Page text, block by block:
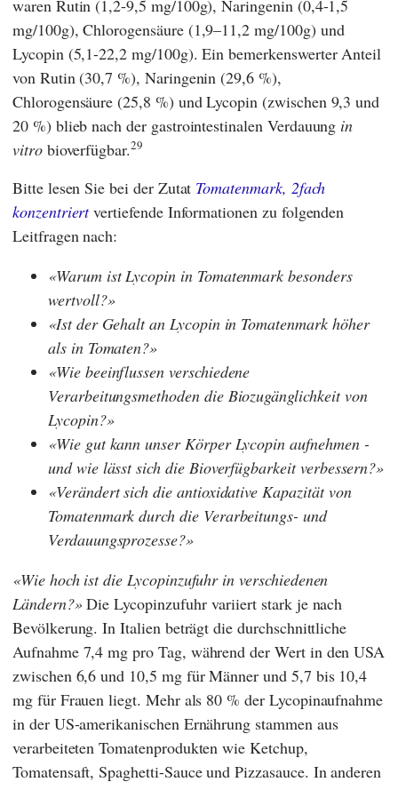
waren Rutin (1,2-9,5 mg/100g), Naringenin (0,4-1,5
mg/100g), Chlorogensäure (1,9–11,2 mg/100g) und
Lycopin (5,1-22,2 mg/100g). Ein bemerkenswerter Anteil
von Rutin (30,7 %), Naringenin (29,6 %),
Chlorogensäure (25,8 %) und Lycopin (zwischen 9,3 und
20 %) blieb nach der gastrointestinalen Verdauung in
vitro bioverfügbar.29
Bitte lesen Sie bei der Zutat Tomatenmark, 2fach
konzentriertvertiefende Informationen zu folgenden
Leitfragen nach:
Warum ist Lycopin in Tomatenmark besonders
wertvoll?
Ist der Gehalt an Lycopin in Tomatenmark höher
als in Tomaten?
Wie beeinflussen verschiedene
Verarbeitungsmethoden die Biozugänglichkeit von
Lycopin?
Wie gut kann unser Körper Lycopin aufnehmen -
und wie lässt sich die Bioverfügbarkeit verbessern?
Verändert sich die antioxidative Kapazität von
Tomatenmark durch die Verarbeitungs- und
Verdauungsprozesse?
Wie hoch ist die Lycopinzufuhr in verschiedenen
Ländern? Die Lycopinzufuhr variiert stark je nach
Bevölkerung. In Italien beträgt die durchschnittliche
Aufnahme 7,4 mg pro Tag, während der Wert in den USA
zwischen 6,6 und 10,5 mg für Männer und 5,7 bis 10,4
mg für Frauen liegt. Mehr als 80 % der Lycopinaufnahme
in der US-amerikanischen Ernährung stammen aus
verarbeiteten Tomatenprodukten wie Ketchup,
Tomatensaft, Spaghetti-Sauce und Pizzasauce. In anderen